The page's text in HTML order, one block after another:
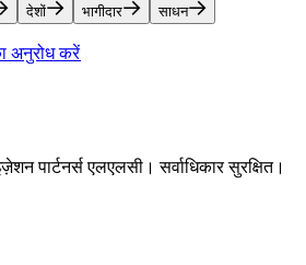
देशों​​ भागीदार​​ साधन​​
अनुरोध करें​​
पार्टनर्स एलएलसी। सर्वाधिकार सुरक्षित।​​